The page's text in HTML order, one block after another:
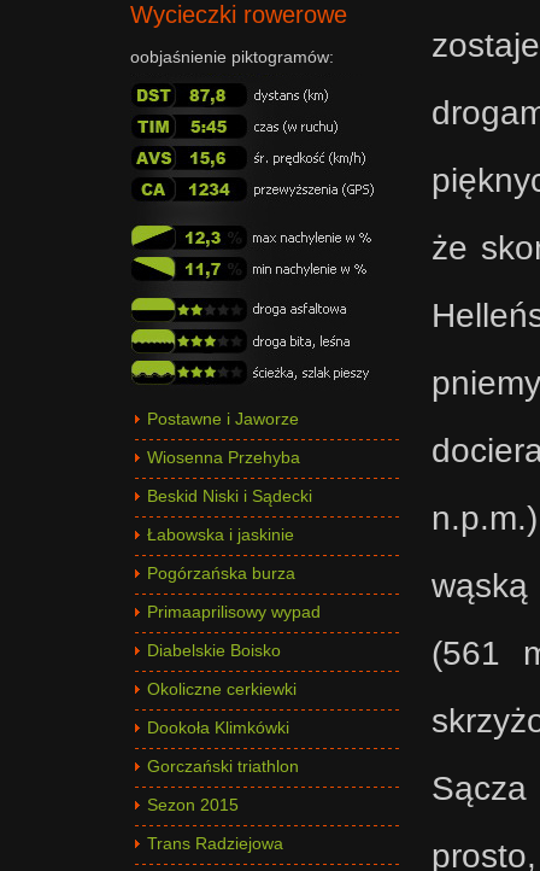
że
(561
Wycieczki rowerowe
oobjaśnienie piktogramów:
Postawne i Jaworze
Wiosenna Przehyba
Beskid Niski i Sądecki
Łabowska i jaskinie
Pogórzańska burza
Primaaprilisowy wypad
Diabelskie Boisko
Okoliczne cerkiewki
Dookoła Klimkówki
Gorczański triathlon
Sezon 2015
Trans Radziejowa